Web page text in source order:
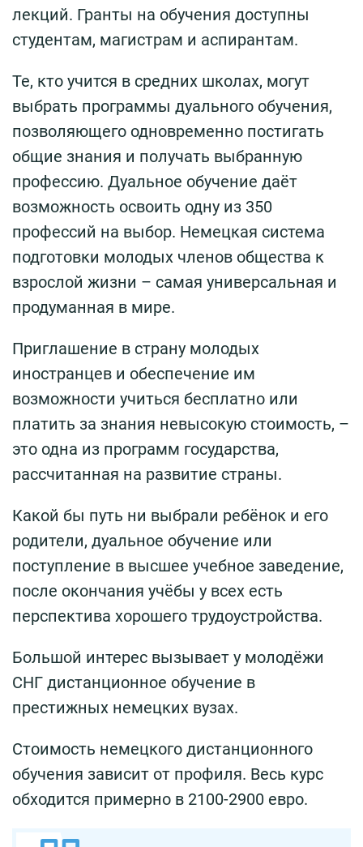
лекций. Гранты на обучения доступны
студентам, магистрам и аспирантам.
Те, кто учится в средних школах, могут
выбрать программы дуального обучения,
позволяющего одновременно постигать
общие знания и получать выбранную
профессию. Дуальное обучение даёт
возможность освоить одну из 350
профессий на выбор. Немецкая система
подготовки молодых членов общества к
взрослой жизни – самая универсальная и
продуманная в мире.
Приглашение в страну молодых
иностранцев и обеспечение им
возможности учиться бесплатно или
платить за знания невысокую стоимость, –
это одна из программ государства,
рассчитанная на развитие страны.
Какой бы путь ни выбрали ребёнок и его
родители, дуальное обучение или
поступление в высшее учебное заведение,
после окончания учёбы у всех есть
перспектива хорошего трудоустройства.
Большой интерес вызывает у молодёжи
СНГ дистанционное обучение в
престижных немецких вузах.
Стоимость немецкого дистанционного
обучения зависит от профиля. Весь курс
обходится примерно в 2100-2900 евро.